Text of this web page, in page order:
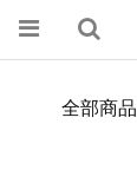
全部商品